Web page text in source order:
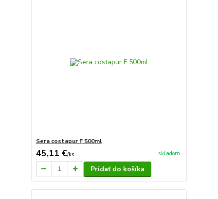
Sera costapur F 500ml
45,11 €/ks skladom
Pridať do košíka